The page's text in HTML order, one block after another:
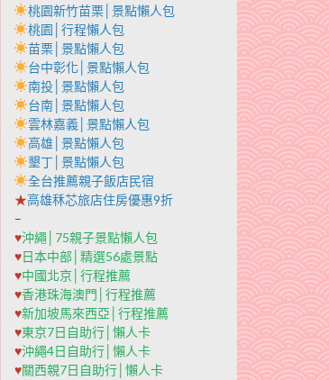
桃園新竹苗栗│景點懶人包
桃園│行程懶人包
苗栗│景點懶人包
台中彰化│景點懶人包
南投│景點懶人包
台南│景點懶人包
雲林嘉義│景點懶人包
高雄│景點懶人包
墾丁│景點懶人包
全台推薦親子飯店民宿
★高雄秝芯旅店住房優惠9折
–
♥沖繩│75親子景點懶人包
♥日本中部│精選56處景點
♥中國北京│行程推薦
♥香港珠海澳門│行程推薦
♥新加坡馬來西亞│行程推薦
♥東京7日自助行│懶人卡
♥沖繩4日自助行│懶人卡
♥關西親7日自助行│懶人卡